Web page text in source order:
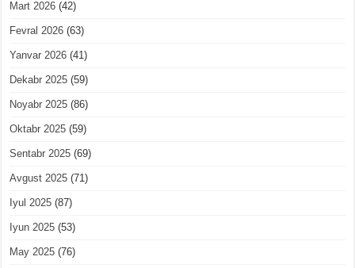
Mart 2026 (42)
Fevral 2026 (63)
Yanvar 2026 (41)
Dekabr 2025 (59)
Noyabr 2025 (86)
Oktabr 2025 (59)
Sentabr 2025 (69)
Avgust 2025 (71)
Iyul 2025 (87)
Iyun 2025 (53)
May 2025 (76)